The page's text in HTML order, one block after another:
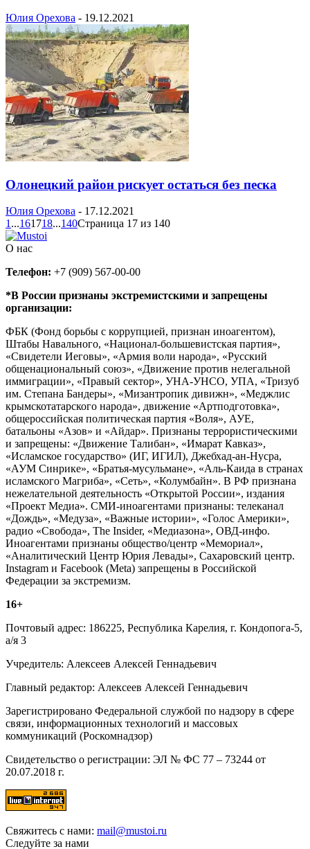
Юлия Орехова - 19.12.2021
Олонецкий район рискует остаться без песка
Юлия Орехова - 17.12.2021
1 ...161718...140Страница 17 из 140
О нас
Телефон: +7 (909) 567-00-00
*В России признаны экстремистскими и запрещены
организации:
ФБК (Фонд борьбы с коррупцией, признан иноагентом),
Штабы Навального, «Национал-большевистская партия»,
«Свидетели Иеговы», «Армия воли народа», «Русский
общенациональный союз», «Движение против нелегальной
иммиграции», «Правый сектор», УНА-УНСО, УПА, «Тризуб
им. Степана Бандеры», «Мизантропик дивижн», «Меджлис
крымскотатарского народа», движение «Артподготовка»,
общероссийская политическая партия «Воля», АУЕ,
батальоны «Азов» и «Айдар». Признаны террористическими
и запрещены: «Движение Талибан», «Имарат Кавказ»,
«Исламское государство» (ИГ, ИГИЛ), Джебхад-ан-Нусра,
«АУМ Синрике», «Братья-мусульмане», «Аль-Каида в странах
исламского Магриба», «Сеть», «Колумбайн». В РФ признана
нежелательной деятельность «Открытой России», издания
«Проект Медиа». СМИ-иноагентами признаны: телеканал
«Дождь», «Медуза», «Важные истории», «Голос Америки»,
радио «Свобода», The Insider, «Медиазона», ОВД-инфо.
Иноагентами признаны общество/центр «Мемориал»,
«Аналитический Центр Юрия Левады», Сахаровский центр.
Instagram и Facebook (Metа) запрещены в Российской
Федерации за экстремизм.
16+
Почтовый адрес: 186225, Республика Карелия, г. Кондопога-5,
а/я 3
Учредитель: Алексеев Алексей Геннадьевич
Главный редактор: Алексеев Алексей Геннадьевич
Зарегистрировано Федеральной службой по надзору в сфере
связи, информационных технологий и массовых
коммуникаций (Роскомнадзор)
Свидетельство о регистрации: ЭЛ № ФС 77 – 73244 от
20.07.2018 г.
Свяжитесь с нами: mail@mustoi.ru
Следуйте за нами